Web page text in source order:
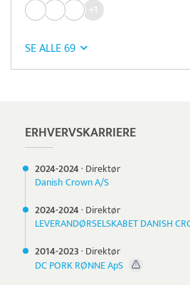
+1
SE ALLE 69
ERHVERVSKARRIERE
2024-2024· Direktør
Danish Crown A/S
2024-2024· Direktør
LEVERANDØRSELSKABET DANISH
2014-2023· Direktør
DC PORK RØNNE ApS